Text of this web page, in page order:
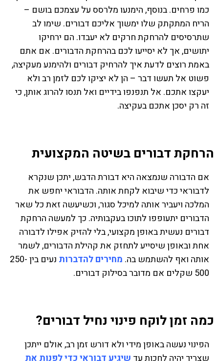
כמו פרחים. בנוסף, הימנעו מלרסס על עצמכם בושם –
הריח המתקתק שלו ימשוך אליכם דבורים. שימו לב
שתרסיסים להרחקת חרקים לא יעבדו. הם ירחיקו
יתושים, אך לא יסייעו לכם בהרחקת הדבורים. אם אתם
באמת רוצים לדעת איך להרחיק דבורים ולהימנע מעקיצה,
פשוט אל תעשו דבר – הן לא יציקו לכם לזמן רב ולא
יעקצו אתכם. אל תנפנפו בידיים ואל תנסו להרוג אותן, כי
זה רק יסכן אתכם בעקיצה.
הרחקת דבורים בשיטה המקצועית
אם הדבורה שנמצאה היא דבורת הדבש, יתכן שנקרא
לדבוראי כדי שיבוא לקחת אותה. הדבוראי יחפש את
המלכה ויעביר אותה למיכל סגור, וכשיעשה זאת כל שאר
הדבורים יתעופפו לתוכו בעקבותיה. כך למעשה הרחקת
דבורים נעשית באופן מקצועי, בלי להזיק אפילו לדבורה
אחת ובאופן שיסייע לתחזק את קהילת הדבורים, לשמר
אותה ואף להשתמש בה. מחירים להדברות
נעים בין 250-
500 שקלים אם מדובר בסילוק דבורים.
כמה זמן לוקח פינוי נחיל דבורים?
הפינוי נעשה באופן מידי ולא דורש זמן רב, אולם ייתכן
שצריך יהיה לחכות עד שיגיע דבוראי כדי לפנות את